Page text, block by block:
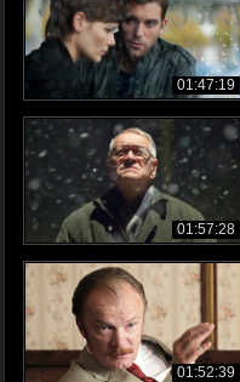
01:47:19
01:57:28
01:52:39